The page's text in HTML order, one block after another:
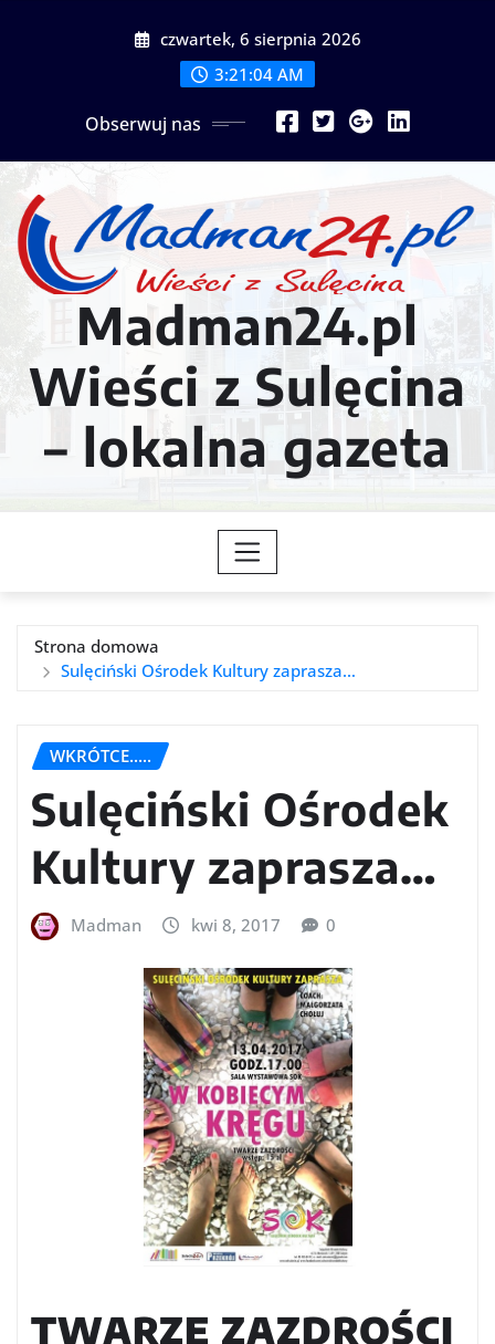
czwartek, 6 sierpnia 2026
3:21:06 AM
Obserwuj nas
Madman24.pl
Wieści z Sulęcina
– lokalna gazeta
Strona domowa
Sulęciński Ośrodek Kultury zaprasza…
WKRÓTCE.....
Sulęciński Ośrodek
Kultury zaprasza…
Madman kwi 8, 2017 0
TWARZE ZAZDROŚCI